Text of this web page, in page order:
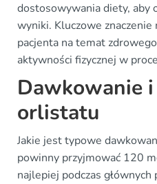
dostosowywania diety, aby
wyniki. Kluczowe znaczenie
pacjenta na temat
aktywności fizycznej w
Dawkowanie
orlistatu
Jakie jest typowe
powinny przyjmować 120
najlepiej podczas głównych